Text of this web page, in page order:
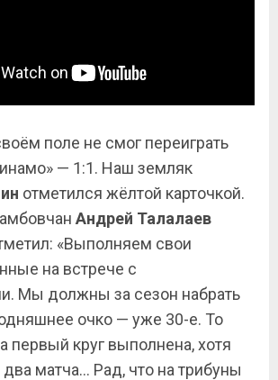
поле не смог переиграть
— 1:1. Наш земляк
отметился жёлтой карточкой.
Андрей Талалаев
«Выполняем свои
на встрече с
Мы должны за сезон набрать
очко — уже 30-е. То
первый круг выполнена, хотя
матча… Рад, что на трибуны